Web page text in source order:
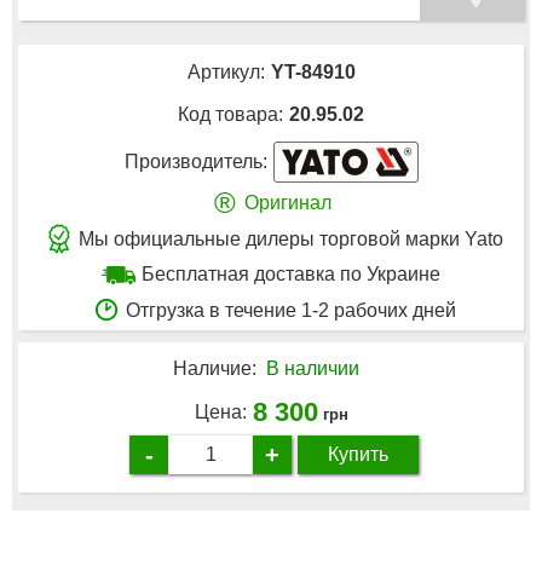
Артикул: YT-84910
Код товара: 20.95.02
Производитель:
® Оригинал
Мы официальные дилеры торговой марки Yato
Бесплатная доставка по Украине
Отгрузка в течение 1-2 рабочих дней
Наличие: В наличии
Цена: 8 300 грн
- + Купить